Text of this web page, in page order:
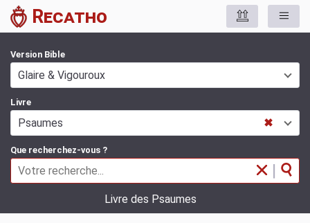
Recatho
Version Bible
Glaire & Vigouroux
Livre
Psaumes ✖
Que recherchez-vous ?
|
Livre des Psaumes